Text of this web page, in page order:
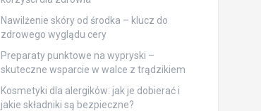
Nawilżenie skóry od środka – klucz do
zdrowego wyglądu cery
Preparaty punktowe na wypryski –
skuteczne wsparcie w walce z trądzikiem
Kosmetyki dla alergików: jak je dobierać i
jakie składniki są bezpieczne?